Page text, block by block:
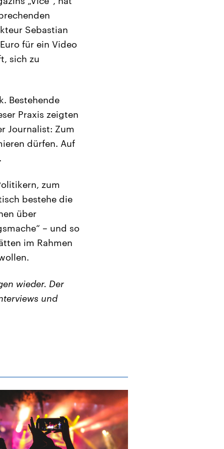
Sebastian
für ein Video
sich zu
Bestehende
Praxis zeigten
Journalist: Zum
dürfen. Auf
zum
bestehe die
über
– und so
im Rahmen
wieder. Der
und